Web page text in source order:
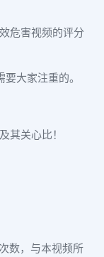
危害视频的评分
大家注重的。
其关心比！
数，与本视频所